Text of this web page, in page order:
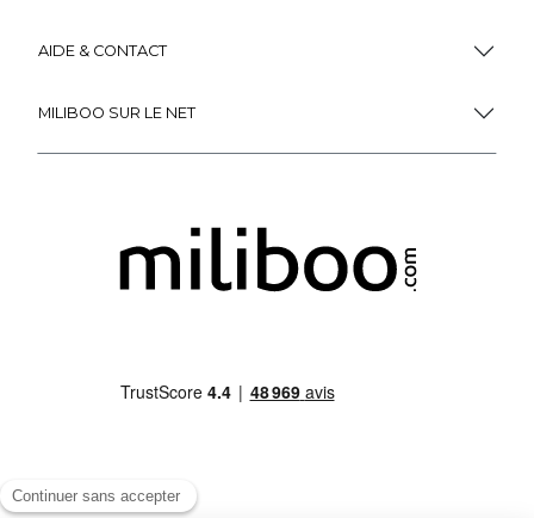
AIDE & CONTACT
MILIBOO SUR LE NET